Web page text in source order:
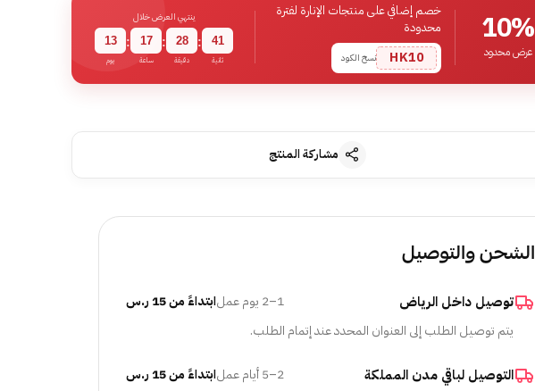
10%
عرض محدود
خصم إضافي على منتجات الإنارة لفترة
محدودة
HK10 نسخ الكود
ينتهي العرض خلال
13
يوم
: 17
ساعة
: 28
دقيقة
: 40
ثانية
مشاركة المنتج
الشحن والتوصيل
توصيل داخل الرياض 1–2 يوم عمل
ابتداءً من 15 ر.س
يتم توصيل الطلب إلى العنوان المحدد عند إتمام الطلب.
التوصيل لباقي مدن المملكة 2–5 أيام عمل
ابتداءً من 15 ر.س